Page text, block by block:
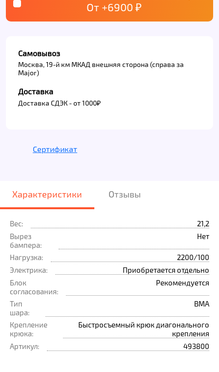
Сертификат
От +6900 ₽
Самовывоз
Москва, 19-й км МКАД внешняя сторона (справа за
Major)
Доставка
Доставка СДЭК - от 1000₽
Характеристики Отзывы
Вес:
21,2
Вырез
бампера:
Нет
Нагрузка:
2200/100
Электрика:
Приобретается отдельно
Блок
согласования:
Рекомендуется
Тип
шара:
BMA
Крепление
крюка:
Быстросъемный крюк диагонального
крепления
Артикул:
493800